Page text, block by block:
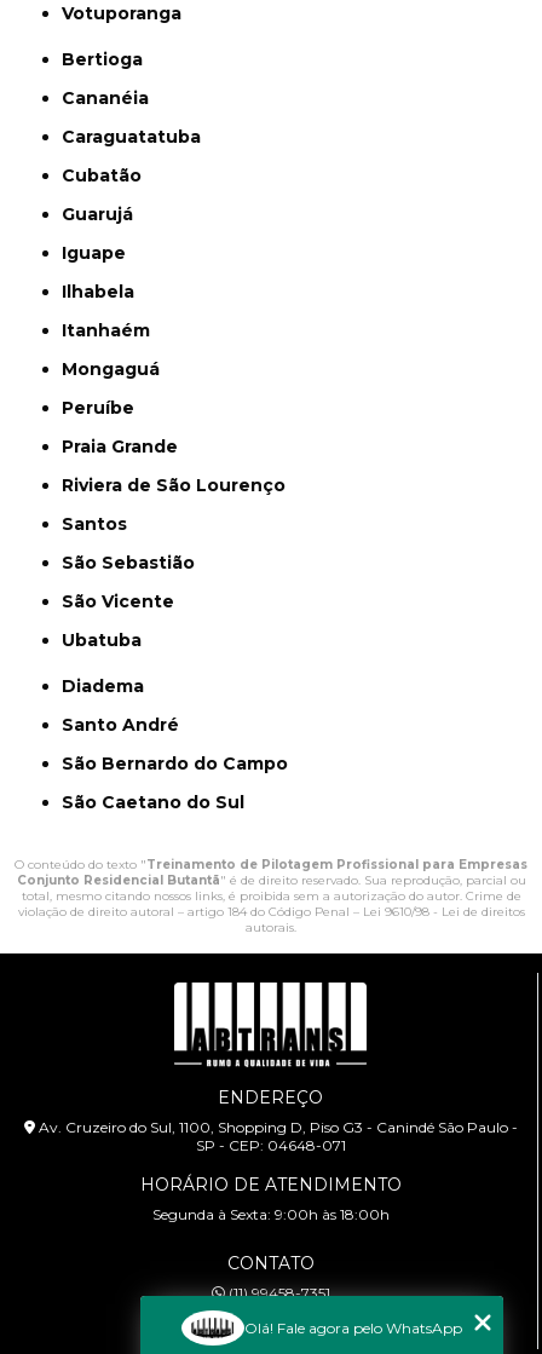
Votuporanga
Bertioga
Cananéia
Caraguatatuba
Cubatão
Guarujá
Iguape
Ilhabela
Itanhaém
Mongaguá
Peruíbe
Praia Grande
Riviera de São Lourenço
Santos
São Sebastião
São Vicente
Ubatuba
Diadema
Santo André
São Bernardo do Campo
São Caetano do Sul
O conteúdo do texto "Treinamento de Pilotagem Profissional para Empresas
Conjunto Residencial Butantã" é de direito reservado. Sua reprodução, parcial ou
total, mesmo citando nossos links, é proibida sem a autorização do autor. Crime de
violação de direito autoral – artigo 184 do Código Penal – Lei 9610/98 - Lei de direitos
autorais.
ENDEREÇO
Av. Cruzeiro do Sul, 1100, Shopping D, Piso G3 - Canindé São Paulo -
SP - CEP: 04648-071
HORÁRIO DE ATENDIMENTO
Segunda à Sexta: 9:00h às 18:00h
CONTATO
(11) 99458-7351
cursoabtrans@gmail.com
Olá! Fale agora pelo WhatsApp